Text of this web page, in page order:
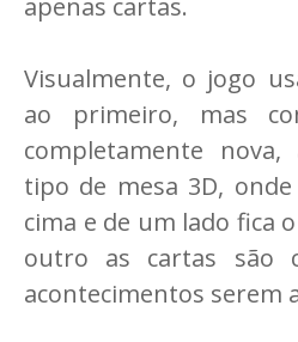
Visualmente, o jogo
ao primeiro, mas
completamente
tipo de mesa 3D,
cima e de um lado fica
outro as cartas são
acontecimentos serem